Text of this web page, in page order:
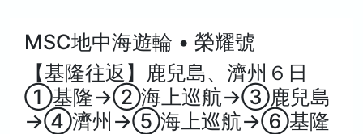
MSC地中海遊輪 • 榮耀號
【基隆往返】鹿兒島、濟州６日
①基隆→②海上巡航→③鹿兒島
→④濟州→⑤海上巡航→⑥基隆